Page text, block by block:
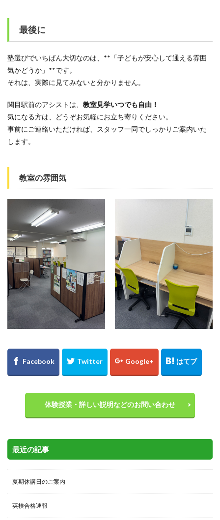
最後に
塾選びでいちばん大切なのは、**「子どもが安心して通える雰囲
気かどうか」**です。
それは、実際に見てみないと分かりません。
関目駅前のアシストは、 教室見学いつでも自由！
気になる方は、どうぞお気軽にお立ち寄りください。
事前にご連絡いただければ、スタッフ一同でしっかりご案内いた
します。
教室の雰囲気
体験授業・詳しい説明などのお問い合わせ
最近の記事
夏期休講日のご案内
英検合格速報